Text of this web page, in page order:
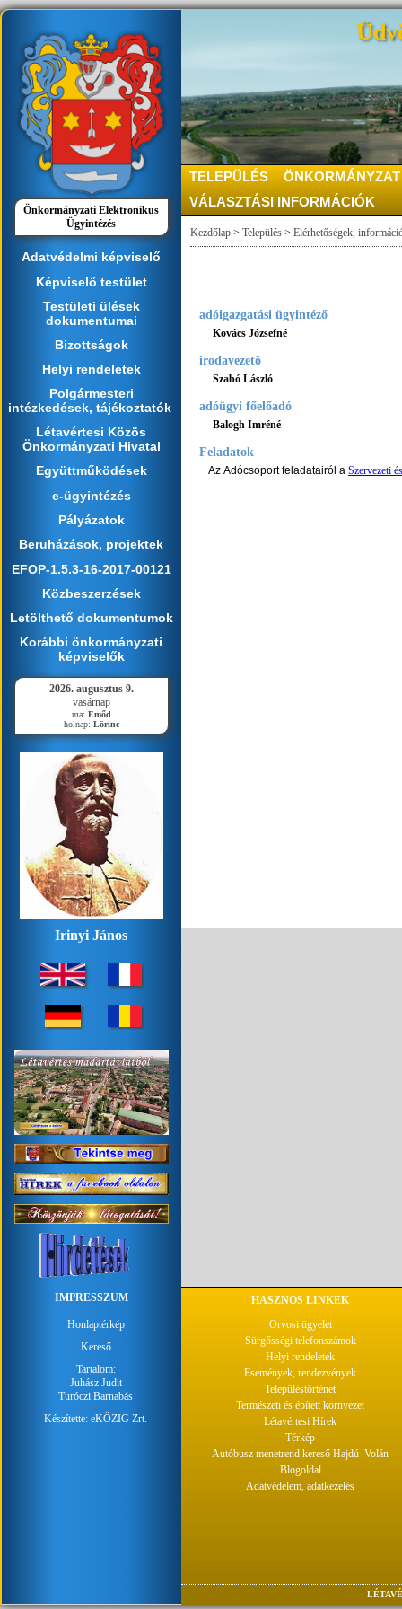
Önkormányzati Elektronikus
Ügyintézés
Adatvédelmi képviselő
Képviselő testület
Testületi ülések
dokumentumai
Bizottságok
Helyi rendeletek
Polgármesteri
intézkedések, tájékoztatók
Létavértesi Közös
Önkormányzati Hivatal
Együttműködések
e-ügyintézés
Pályázatok
Beruházások, projektek
EFOP-1.5.3-16-2017-00121
Közbeszerzések
Letölthető dokumentumok
Korábbi önkormányzati
képviselők
2026. augusztus 9.
vasárnap
ma: Emőd
holnap: Lörinc
Irinyi János
TELEPÜLÉS
ÖNKORMÁNYZAT
VÁLASZTÁSI INFORMÁCIÓK
Kezdőlap > Település > Elérhetőségek,
adóigazgatási ügyintéző
Kovács Józsefné
irodavezető
Szabó László
adóügyi főelőadó
Balogh Imréné
Feladatok
Az Adócsoport feladatairól a Szervezeti
IMPRESSZUM
Honlaptérkép
Kereső
Tartalom:
Juhász Judit
Turóczi Barnabás
Készítette:eKÖZIG Zrt.
HASZNOS LINKEK
Orvosi ügyelet
Sürgősségi telefonszámok
Helyi rendeletek
Események, rendezvények
Településtörténet
Természeti és épített környezet
Létavértesi Hírek
Térkép
Autóbusz menetrend kereső Hajdú–Volán
Blogoldal
Adatvédelem, adatkezelés